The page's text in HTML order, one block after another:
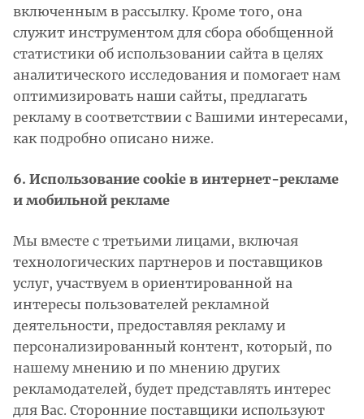
включенным в рассылку. Кроме того, она
служит инструментом для сбора обобщенной
статистики об использовании сайта в целях
аналитического исследования и помогает нам
оптимизировать наши сайты, предлагать
рекламу в соответствии с Вашими интересами,
как подробно описано ниже.
6. Использование cookie в интернет-рекламе
и мобильной рекламе
Мы вместе с третьими лицами, включая
технологических партнеров и поставщиков
услуг, участвуем в ориентированной на
интересы пользователей рекламной
деятельности, предоставляя рекламу и
персонализированный контент, который, по
нашему мнению и по мнению других
рекламодателей, будет представлять интерес
для Вас. Сторонние поставщики используют